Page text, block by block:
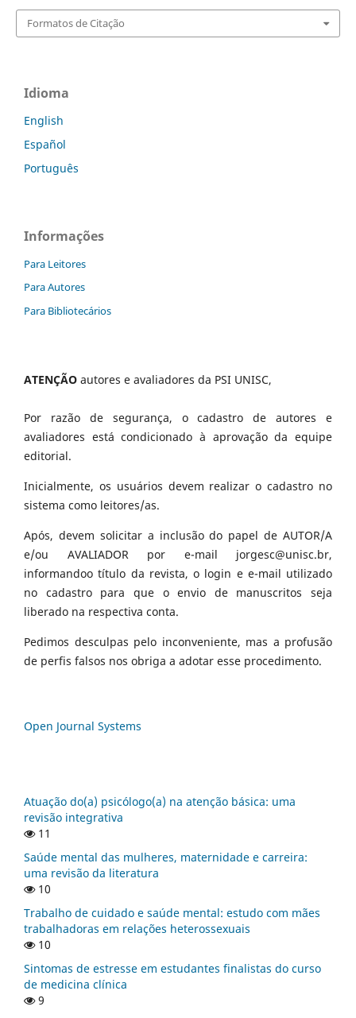
Formatos de Citação
Idioma
English
Español
Português
Informações
Para Leitores
Para Autores
Para Bibliotecários
ATENÇÃO autores e avaliadores da PSI UNISC,
Por razão de segurança, o cadastro de autores e
avaliadores está condicionado à aprovação da equipe
editorial.
Inicialmente, os usuários devem realizar o cadastro no
sistema como leitores/as.
Após, devem solicitar a inclusão do papel de AUTOR/A
e/ou AVALIADOR por e-mail jorgesc@unisc.br,
informandoo título da revista, o login e e-mail utilizado
no cadastro para que o envio de manuscritos seja
liberado na respectiva conta.
Pedimos desculpas pelo inconveniente, mas a profusão
de perfis falsos nos obriga a adotar esse procedimento.
Open Journal Systems
Atuação do(a) psicólogo(a) na atenção básica: uma
revisão integrativa
11
Saúde mental das mulheres, maternidade e carreira:
uma revisão da literatura
10
Trabalho de cuidado e saúde mental: estudo com mães
trabalhadoras em relações heterossexuais
10
Sintomas de estresse em estudantes finalistas do curso
de medicina clínica
9